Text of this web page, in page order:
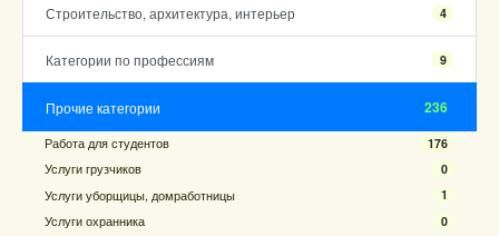
Строительство, архитектура, интерьер 4
Категории по профессиям 9
Прочие категории 236
Работа для студентов 176
Услуги грузчиков 0
Услуги уборщицы, домработницы 1
Услуги охранника 0